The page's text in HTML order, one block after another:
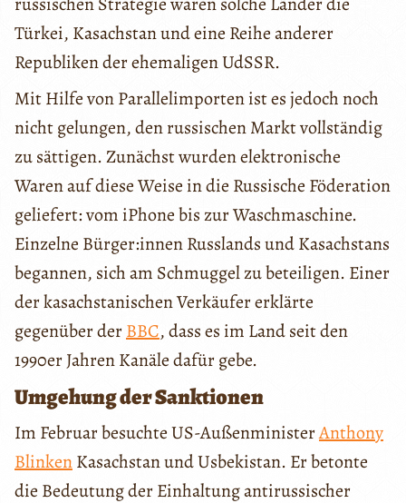
Türkei, Kasachstan und eine Reihe anderer
Republiken der ehemaligen UdSSR.
Mit Hilfe von Parallelimporten ist es jedoch noch
nicht gelungen, den russischen Markt vollständig
zu sättigen. Zunächst wurden elektronische
Waren auf diese Weise in die Russische Föderation
geliefert: vom iPhone bis zur Waschmaschine.
Einzelne Bürger:innen Russlands und Kasachstans
begannen, sich am Schmuggel zu beteiligen. Einer
der kasachstanischen Verkäufer erklärte
gegenüber derBBC, dass es im Land seit den
1990er Jahren Kanäle dafür gebe.
Umgehung der Sanktionen
Im Februar besuchte US-AußenministerAnthony
BlinkenKasachstan und Usbekistan. Er betonte
die Bedeutung der Einhaltung antirussischer